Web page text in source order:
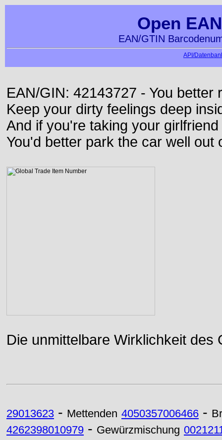
Open
EAN/GTIN
API/
EAN/GIN: 42143727 - You better
Keep your dirty feelings deep
And if you're taking your
You'd better park the car well out
Die unmittelbare Wirklichkeit des
29013623 - Mettenden 4050357006466 -
4262398010979 - Gewürzmischung